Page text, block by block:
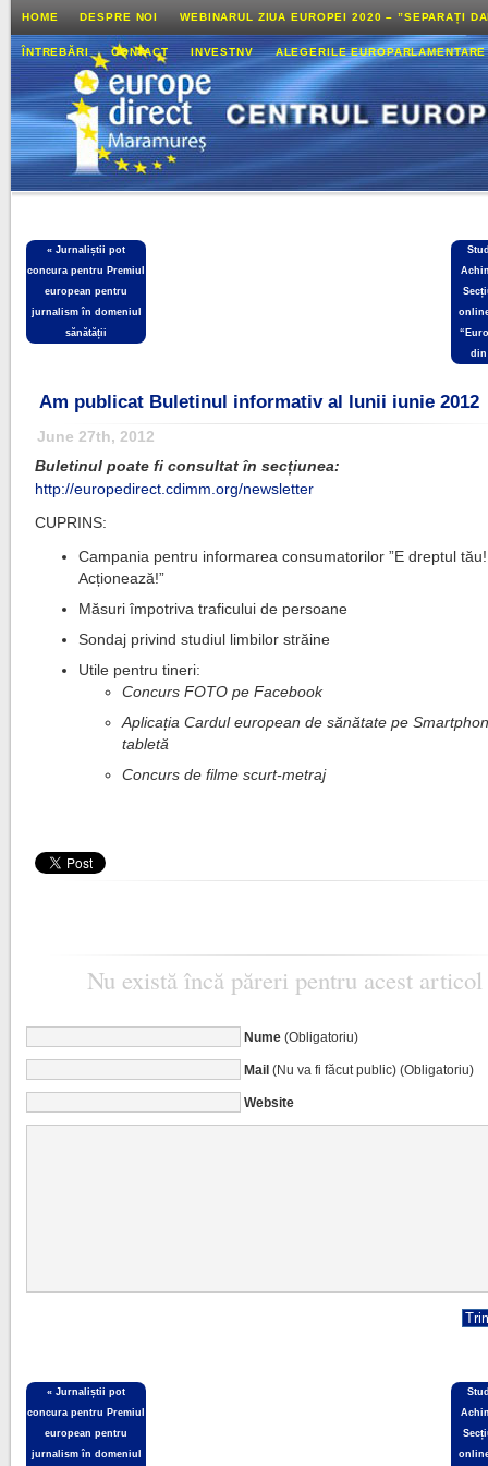
HOME DESPRE NOI WEBINARUL ZIUA EUROPEI 2020 – ”SEPARAȚI
ÎNTREBĂRI CONTACT INVESTNV ALEGERILE
«Jurnaliștii pot
concura pentru Premiul
european pentru
jurnalism în domeniul
sănătății
din
Am publicat Buletinul informativ al lunii iunie 2012
June 27th, 2012
Buletinul poate fi consultat în secțiunea:
http://europedirect.cdimm.org/newsletter
CUPRINS:
Campania pentru informarea consumatorilor ”E dreptul tău!
Acționează!”
Măsuri împotriva traficului de persoane
Sondaj privind studiul limbilor străine
Utile pentru tineri:
Concurs FOTO pe Facebook
Aplicația Cardul european de sănătate pe
tabletă
Concurs de filme scurt-metraj
Nu există încă păreri pentru acest articol
Nume(Obligatoriu)
Mail(Nu va fi făcut public) (Obligatoriu)
Website
«Jurnaliștii pot
concura pentru Premiul
european pentru
jurnalism în domeniul